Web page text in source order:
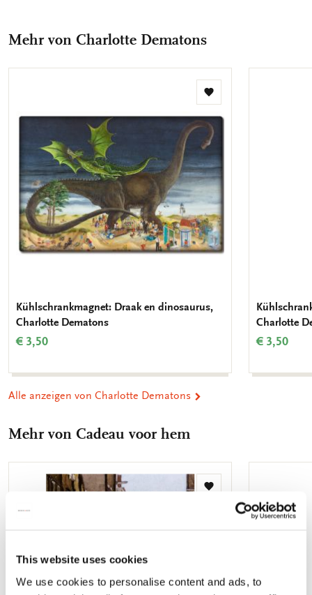
This website uses cookies
We use cookies to personalise content and ads, to
teilen
Mehr von Charlotte Dematons
Zur
hinzufügen
Kühlschrankmagnet: Draak en dinosaurus,
Charlotte Dematons
€ 3,50
Charlotte
€ 3,50
Alle anzeigen von Charlotte Dematons
Mehr von Cadeau voor hem
Zur
Wunschliste
hinzufügen